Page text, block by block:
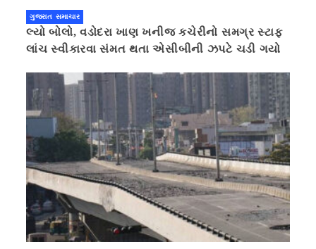
ગુજરાત સમાચાર
લ્યો બોલો, વડોદરા ખાણ ખનીજ કચેરીનો સમગ્ર સ્ટાફ
લાંચ સ્વીકારવા સંમત થતા એસીબીની ઝપટે ચડી ગયો